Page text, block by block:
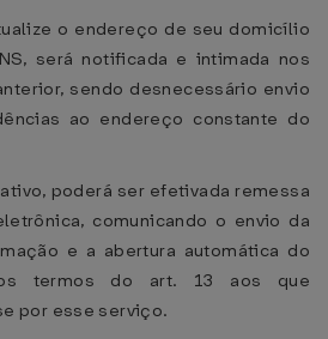
o endereço de seu domicílio
será notificada e intimada nos
sendo desnecessário envio
ao endereço constante do
poderá ser efetivada remessa
comunicando o envio da
e a abertura automática do
termos do art. 13 aos que
por esse serviço.